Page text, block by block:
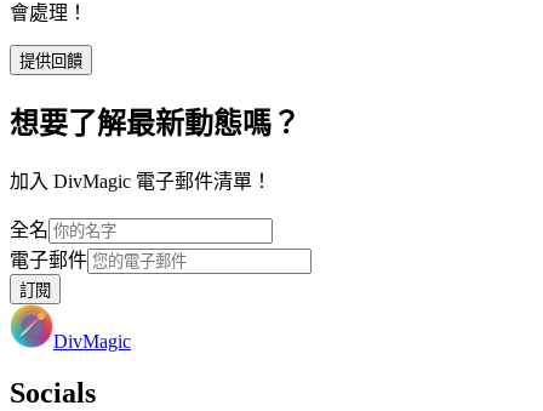
會處理！
提供回饋
想要了解最新動態嗎？
加入 DivMagic 電子郵件清單！
全名
電子郵件
訂閱
DivMagic
Socials